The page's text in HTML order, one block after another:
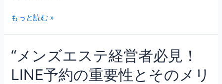
もっと読む »
“メンズエステ経営者必見！
LINE予約の重要性とそのメリ